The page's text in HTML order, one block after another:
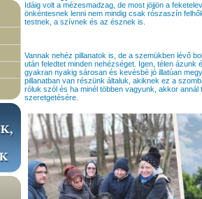
Idáig volt a mézesmadzag, de most jöjjön a
önkéntesnek lenni nem mindig csak rószaszín
testnek, a szívnek és az észnek is.
Vannak nehéz pillanatok is, de a szemükben lévő
után feledtet minden nehézséget. Igen, télen
gyakran nyakig sárosan és kevésbé jó illatúan
pillanatban van részünk általuk, akiknek ez a
róluk szól és ha minél többen vagyunk, akkor
szeretgetésére.